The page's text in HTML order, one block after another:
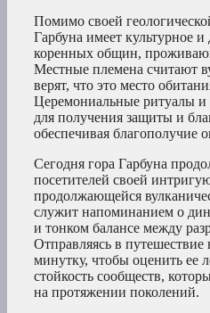
Помимо своей
Гарбуна имеет культурное и
коренных общин,
Местные племена считают
верят, что это место
Церемониальные ритуалы и
для получения защиты и
обеспечивая благополучие
Сегодня гора Гарбуна
посетителей своей
продолжающейся
служит напоминанием о
и тонком балансе между
Отправляясь в путешествие
минутку, чтобы оценить ее
стойкость сообществ,
на протяжении поколений.